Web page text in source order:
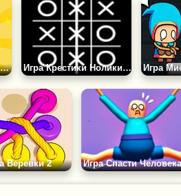
Игра Кофейная Головоломка Игра Крестики Нолики с Компьютером
Веревки 2